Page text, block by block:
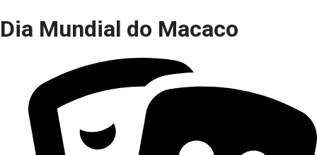
Dia Mundial do Macaco